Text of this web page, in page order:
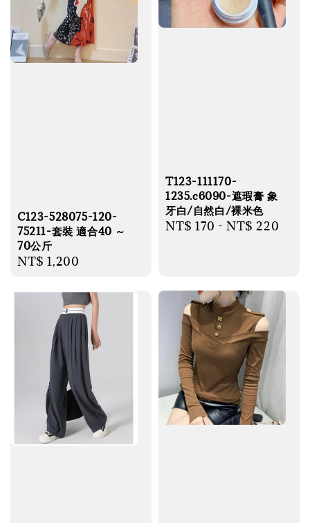
C123-528075-120-
75211-套裝 適合40 ～
70公斤
Regular
NT$ 1,200
T123-111170-
1235.c6090-遮瑕膏 象
牙白/自然白/裸米色
Regular
NT$ 170 -NT$ 220